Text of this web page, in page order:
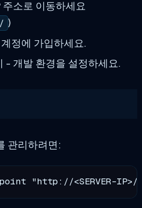
소로 이동하세요
)
정에 가입하세요.
- 개발 환경을 설정하세요.
관리하려면: